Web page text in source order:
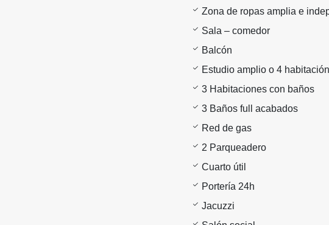
Zona de ropas amplia e
Sala – comedor
Balcón
Estudio amplio o 4 habitación
3 Habitaciones con baños
3 Baños full acabados
Red de gas
2 Parqueadero
Cuarto útil
Portería 24h
Jacuzzi